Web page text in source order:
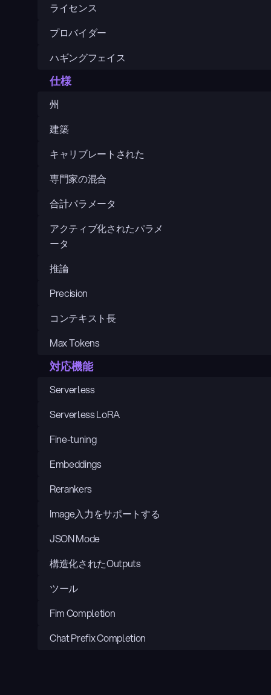
ライセンス
プロバイダー
ハギングフェイス
仕様
州
建築
キャリブレートされた
専門家の混合
合計パラメータ
アクティブ化されたパラメ
ータ
推論
Precision
コンテキスト長
Max Tokens
対応機能
Serverless
Serverless LoRA
Fine-tuning
Embeddings
Rerankers
Image入力をサポートする
JSON Mode
構造化されたOutputs
ツール
Fim Completion
Chat Prefix Completion